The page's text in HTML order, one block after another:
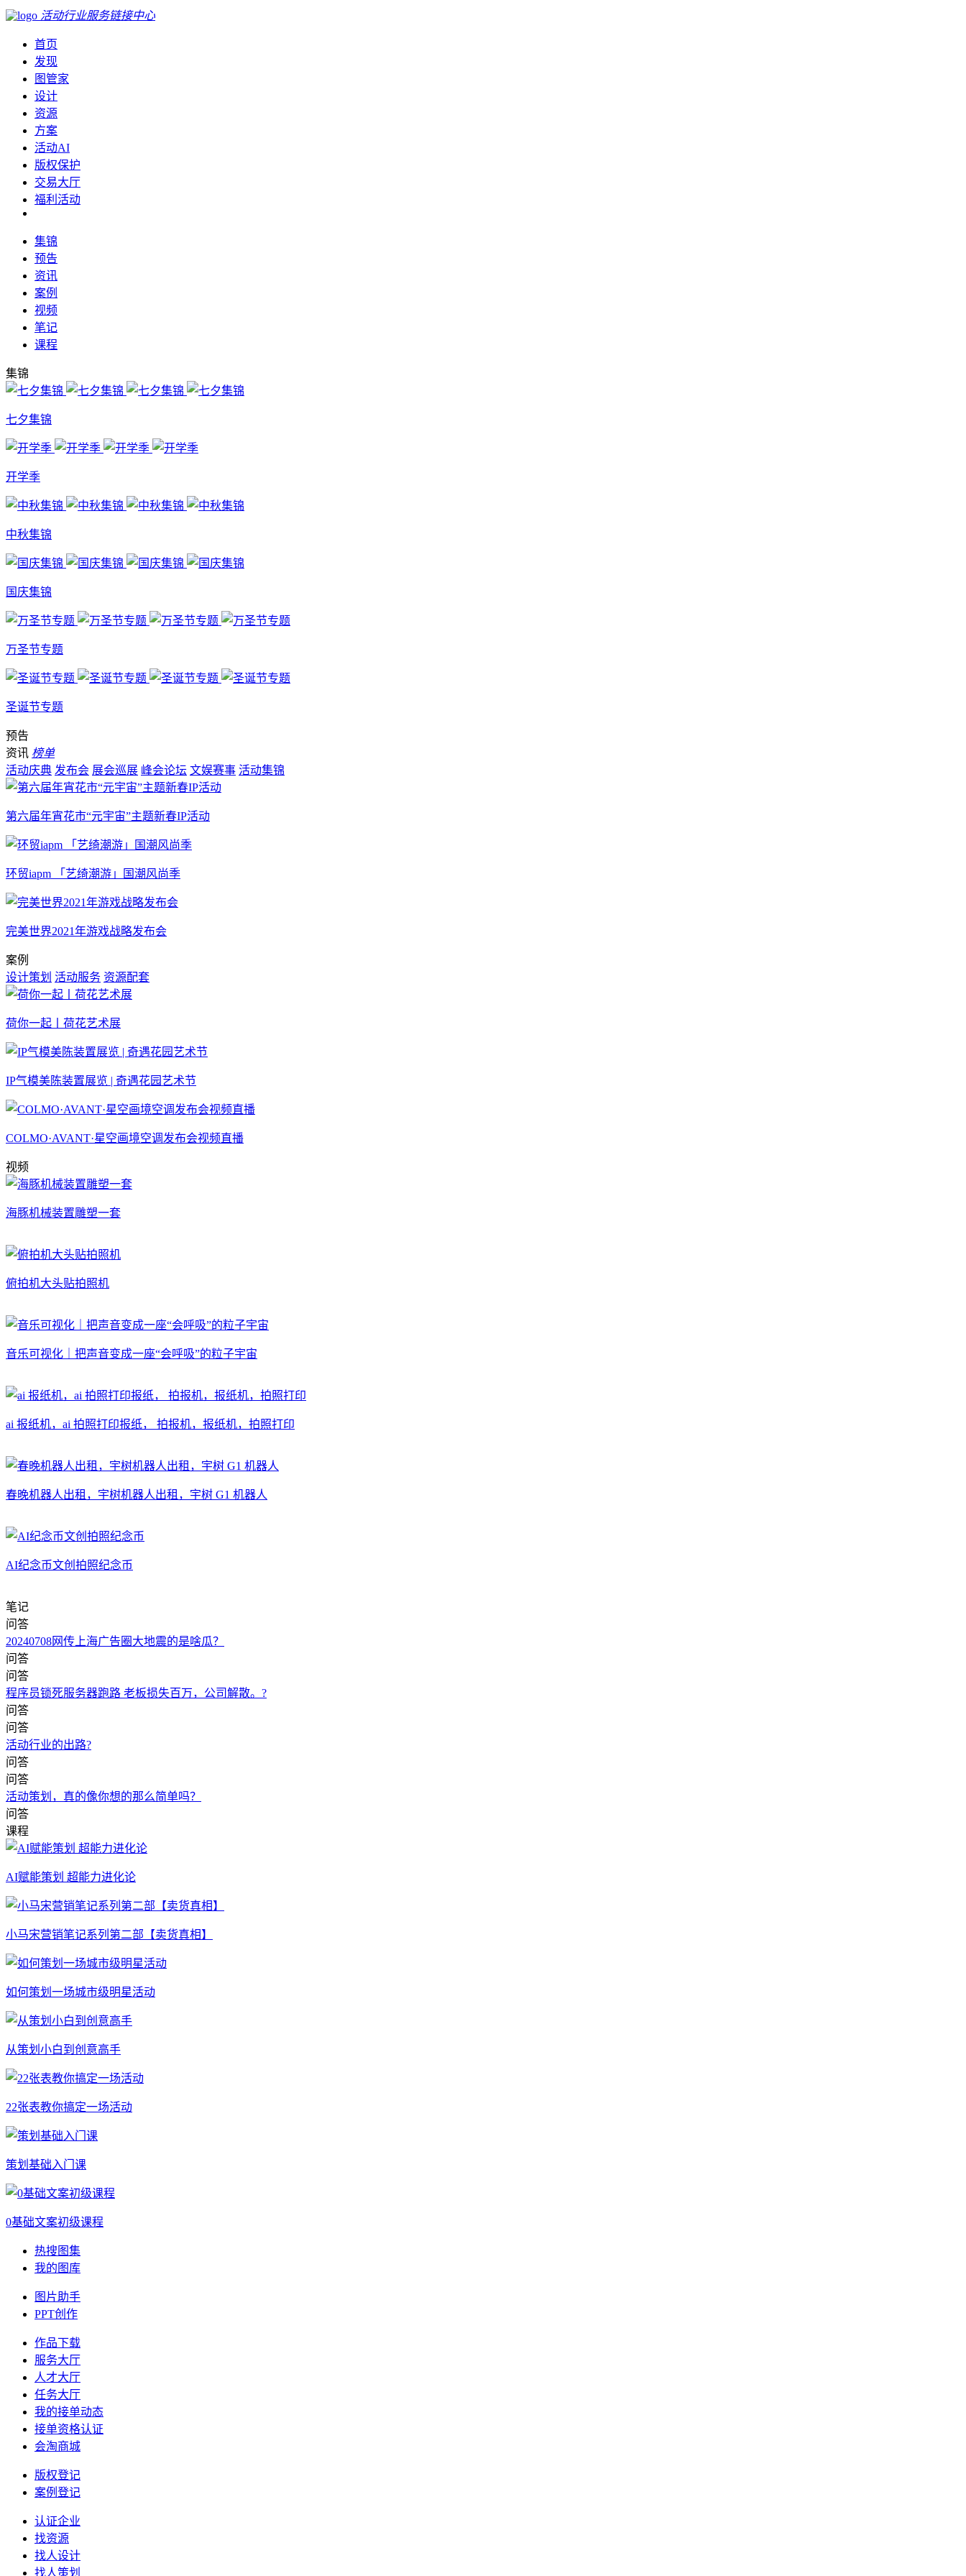
活动行业服务链接中心
首页
发现
图管家
设计
资源
方案
活动AI
版权保护
交易大厅
福利活动
集锦
预告
资讯
案例
视频
笔记
课程
集锦
七夕集锦
开学季
中秋集锦
国庆集锦
万圣节专题
圣诞节专题
预告
资讯 榜单
活动庆典 发布会 展会巡展 峰会论坛 文娱赛事 活动集锦
第六届年宵花市“元宇宙”主题新春IP活动
环贸iapm 「艺绮潮游」国潮风尚季
完美世界2021年游戏战略发布会
案例
设计策划 活动服务 资源配套
荷你一起丨荷花艺术展
IP气模美陈装置展览 | 奇遇花园艺术节
COLMO·AVANT·星空画境空调发布会视频直播
视频
海豚机械装置雕塑一套
俯拍机大头贴拍照机
音乐可视化｜把声音变成一座“会呼吸”的粒子宇宙
ai 报纸机，ai 拍照打印报纸， 拍报机，报纸机，拍照打印
春晚机器人出租，宇树机器人出租，宇树 G1 机器人
AI纪念币文创拍照纪念币
笔记
问答
20240708网传上海广告圈大地震的是啥瓜？
问答
问答
程序员锁死服务器跑路 老板损失百万，公司解散。?
问答
问答
活动行业的出路?
问答
问答
活动策划，真的像你想的那么简单吗？
问答
课程
AI赋能策划 超能力进化论
小马宋营销笔记系列第二部【卖货真相】
如何策划一场城市级明星活动
从策划小白到创意高手
22张表教你搞定一场活动
策划基础入门课
0基础文案初级课程
热搜图集
我的图库
图片助手
PPT创作
作品下载
服务大厅
人才大厅
任务大厅
我的接单动态
接单资格认证
会淘商城
版权登记
案例登记
认证企业
找资源
找人设计
找人策划